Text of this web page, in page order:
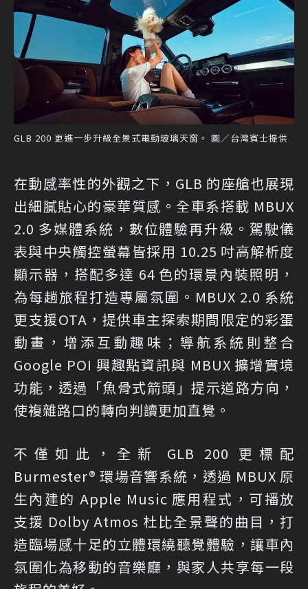
GLB 200 更進一步升級全景式電動玻璃天窗。 圖／台灣賓士提供
在動感率性的外觀之下，GLB 的座艙也展現
出細膩貼心的豪華質感。全車系搭載 MBUX
2.0 多媒體系統，數位體驗再升級。駕駛儀
表與中央觸控螢幕皆採用 10.25 吋高解析度
顯示器，搭配多達 64 色的環景內裝照明，
為每趟旅程打造專屬氛圍。MBUX 2.0 系統
更支援OTA，提供車主探索期間限定的彩蛋
動畫，增添互動趣味；導航系統則整合
Google POI 興趣點資訊與 MBUX 擴增實境
功能，透過「魚骨式箭頭」提示道路方向，
使複雜路口的轉向判讀更加直覺。
不僅如此，全新 GLB 200 更標配
Burmester® 環場音響系統，透過 MBUX 原
生內建的 Apple Music 應用程式，可播放
支援 Dolby Atmos 杜比全景聲的曲目，打
造臨場感十足的立體環繞聽覺體驗，讓車內
氛圍化為移動的音樂廳，與家人共享每一段